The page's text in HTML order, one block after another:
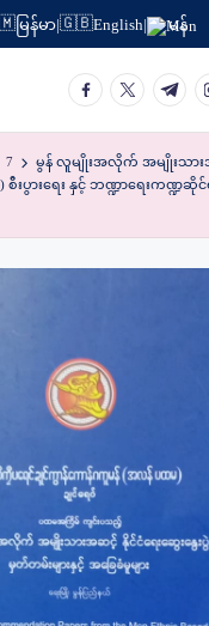
မြန်မာ|🇬🇧English| မန်
facebook.com
twitter.com
t.me
7
မွန် လူမျိုးအလိုက် အမျိုးသား
စီးပွားရေး နှင့် ဘဏ္ဍာရေးကဏ္ဍဆိုင်